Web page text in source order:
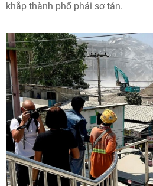
khắp thành phố phải sơ tán.